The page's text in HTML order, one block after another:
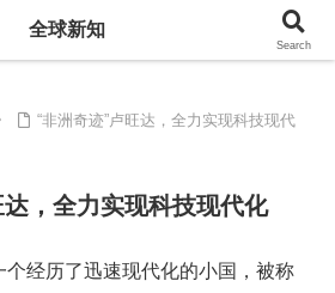
全球新知
“非洲奇迹”卢旺达，全力实现科技现代
，全力实现科技现代化
个经历了迅速现代化的小国，被称
全球新知
Search